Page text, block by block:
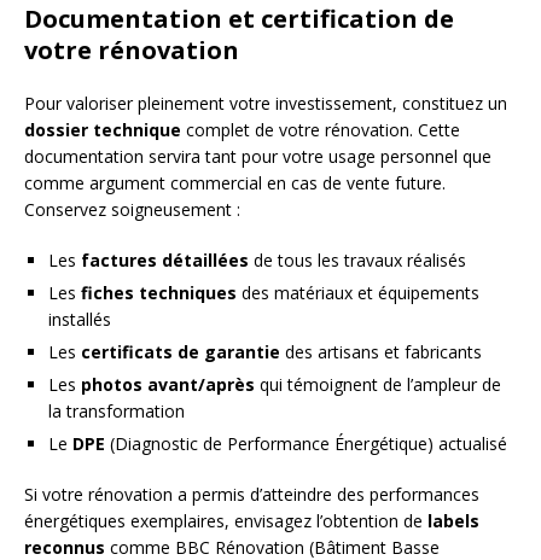
Documentation et certification de
votre rénovation
Pour valoriser pleinement votre investissement, constituez un
dossier technique complet de votre rénovation. Cette
documentation servira tant pour votre usage personnel que
comme argument commercial en cas de vente future.
Conservez soigneusement :
Les factures détaillées de tous les travaux réalisés
Les fiches techniques des matériaux et équipements
installés
Les certificats de garantie des artisans et fabricants
Les photos avant/après qui témoignent de l’ampleur de
la transformation
Le DPE (Diagnostic de Performance Énergétique) actualisé
Si votre rénovation a permis d’atteindre des performances
énergétiques exemplaires, envisagez l’obtention de labels
reconnus comme BBC Rénovation (Bâtiment Basse